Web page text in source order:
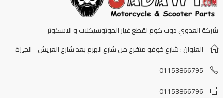
شركة العدوي دوت كوم لقطع غيار الموتوسيكلات و الاسكوتر
العنوان : شارع خوفو متفرع من شارع الهرم بعد شارع العريش - الجيزة
01153866795
01153866796